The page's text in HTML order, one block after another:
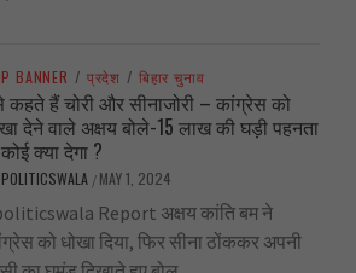
BANNER / प्रदेश / बिहार चुनाव
कहते हैं चोरी और सीनाजोरी – कांग्रेस को
देने वाले अक्षय बोले-15 लाख की घड़ी पहनता
क्या देगा ?
POLITICSWALA / MAY 1, 2024
Report अक्षय कांति बम ने
को धोखा दिया, फिर सीना ठोंककर अपनी